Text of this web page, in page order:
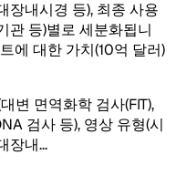
장내시경 등), 최종 사용
관 등)별로 세분화됩니
에 대한 가치(10억 달러)
변 면역화학 검사(FIT),
검사 등), 영상 유형(시
장내...